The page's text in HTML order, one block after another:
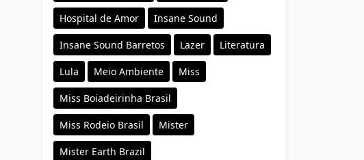
Hospital de Amor Insane Sound
Insane Sound Barretos Lazer Literatura
Lula Meio Ambiente Miss
Miss Boiadeirinha Brasil
Miss Rodeio Brasil Mister
Mister Earth Brazil